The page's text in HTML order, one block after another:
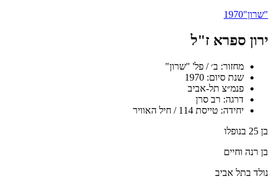
"שרון"1970
ירון ספרא ז"ל
מחזור: ב׳ / פל' "שרון"
שנת סיום: 1970
פנמ״צ תל-אביב
דרגה: רב סרן
יחידה: טייסת 114 / חיל האוויר
בן 25 בנופלו
בן רנה וחיים
נולד בתל אביב